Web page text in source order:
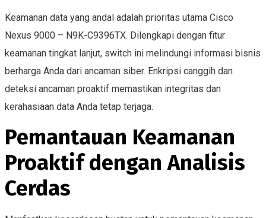
Keamanan data yang andal adalah prioritas utama Cisco
Nexus 9000 – N9K-C9396TX. Dilengkapi dengan fitur
keamanan tingkat lanjut, switch ini melindungi informasi bisnis
berharga Anda dari ancaman siber. Enkripsi canggih dan
deteksi ancaman proaktif memastikan integritas dan
kerahasiaan data Anda tetap terjaga.
Pemantauan Keamanan
Proaktif dengan Analisis
Cerdas